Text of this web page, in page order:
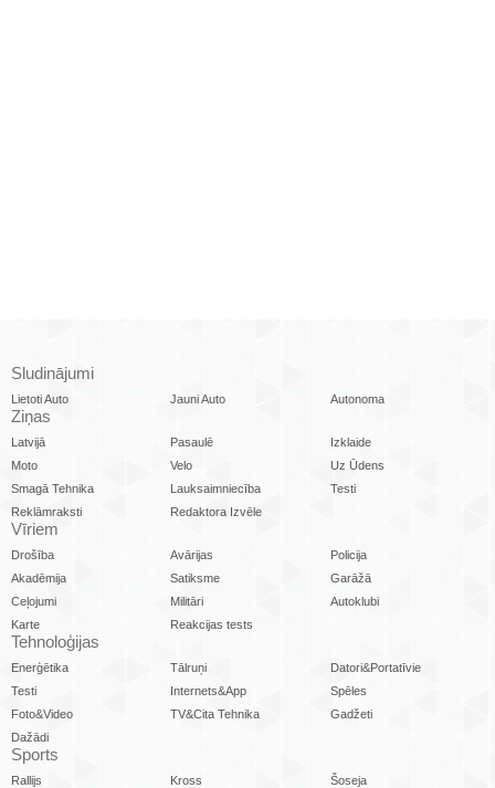
Sludinājumi
Lietoti Auto Jauni Auto Autonoma
Ziņas
Latvijā Pasaulē
Izklaide
Moto
Velo
Uz Ūdens
Smagā Tehnika
Lauksaimniecība
Testi
Reklāmraksti
Redaktora Izvēle
Vīriem
Drošība Avārijas
Policija
Akadēmija
Satiksme
Garāžā
Ceļojumi
Militāri
Autoklubi
Karte
Reakcijas tests
Tehnoloģijas
Enerģētika Tālruņi
Datori&Portatīvie
Testi
Internets&App
Spēles
Foto&Video
TV&Cita Tehnika
Gadžeti
Dažādi
Sports
Rallijs Kross
Šoseja